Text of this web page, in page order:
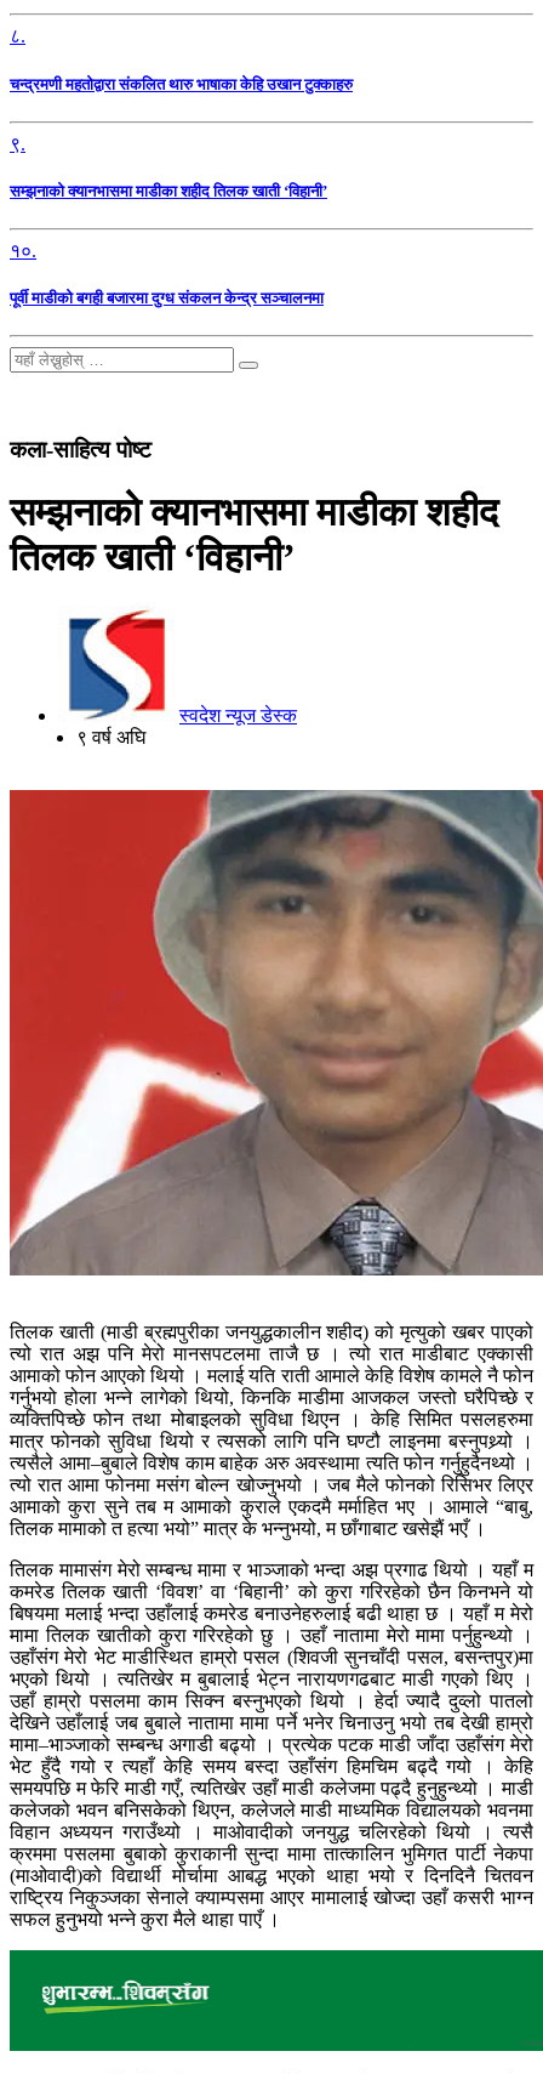
८.
चन्द्रमणी महतोद्वारा संकलित थारु भाषाका केहि उखान टुक्काहरु
९.
सम्झनाको क्यानभासमा माडीका शहीद तिलक खाती ‘विहानी’
१०.
पूर्वी माडीको बगही बजारमा दुग्ध संकलन केन्द्र सञ्चालनमा
कला-साहित्य पोष्ट
सम्झनाको क्यानभासमा माडीका शहीद
तिलक खाती ‘विहानी’
स्वदेश न्यूज डेस्क
९ वर्ष अघि
तिलक खाती (माडी ब्रह्मपुरीका जनयुद्धकालीन शहीद) को मृत्युको खबर पाएको
त्यो रात अझ पनि मेरो मानसपटलमा ताजै छ । त्यो रात माडीबाट एक्कासी
आमाको फोन आएको थियो । मलाई यति राती आमाले केहि विशेष कामले नै फोन
गर्नुभयो होला भन्ने लागेको थियो, किनकि माडीमा आजकल जस्तो घरैपिच्छे र
व्यक्तिपिच्छे फोन तथा मोबाइलको सुविधा थिएन । केहि सिमित पसलहरुमा
मात्र फोनको सुविधा थियो र त्यसको लागि पनि घण्टौ लाइनमा बस्नुपथ्र्यो ।
त्यसैले आमा–बुबाले विशेष काम बाहेक अरु अवस्थामा त्यति फोन गर्नुहुदैनथ्यो ।
त्यो रात आमा फोनमा मसंग बोल्न खोज्नुभयो । जब मैले फोनको रिसिभर लिएर
आमाको कुरा सुने तब म आमाको कुराले एकदमै मर्माहित भए । आमाले “बाबु,
तिलक मामाको त हत्या भयो” मात्र के भन्नुभयो, म छाँगाबाट खसेझैं भएँ ।
तिलक मामासंग मेरो सम्बन्ध मामा र भाञ्जाको भन्दा अझ प्रगाढ थियो । यहाँ म
कमरेड तिलक खाती ‘विवश’ वा ‘बिहानी’ को कुरा गरिरहेको छैन किनभने यो
बिषयमा मलाई भन्दा उहाँलाई कमरेड बनाउनेहरुलाई बढी थाहा छ । यहाँ म मेरो
मामा तिलक खातीको कुरा गरिरहेको छु । उहाँ नातामा मेरो मामा पर्नुहुन्थ्यो ।
उहाँसंग मेरो भेट माडीस्थित हाम्रो पसल (शिवजी सुनचाँदी पसल, बसन्तपुर)मा
भएको थियो । त्यतिखेर म बुबालाई भेट्न नारायणगढबाट माडी गएको थिए ।
उहाँ हाम्रो पसलमा काम सिक्न बस्नुभएको थियो । हेर्दा ज्यादै दुव्लो पातलो
देखिने उहाँलाई जब बुबाले नातामा मामा पर्ने भनेर चिनाउनु भयो तब देखी हाम्रो
मामा–भाञ्जाको सम्बन्ध अगाडी बढ्यो । प्रत्येक पटक माडी जाँदा उहाँसंग मेरो
भेट हुँदै गयो र त्यहाँ केहि समय बस्दा उहाँसंग हिमचिम बढ्दै गयो । केहि
समयपछि म फेरि माडी गएँ, त्यतिखेर उहाँ माडी कलेजमा पढ्दै हुनुहुन्थ्यो । माडी
कलेजको भवन बनिसकेको थिएन, कलेजले माडी माध्यमिक विद्यालयको भवनमा
विहान अध्ययन गराउँथ्यो । माओवादीको जनयुद्ध चलिरहेको थियो । त्यसै
क्रममा पसलमा बुबाको कुराकानी सुन्दा मामा तात्कालिन भुमिगत पार्टी नेकपा
(माओवादी)को विद्यार्थी मोर्चामा आबद्ध भएको थाहा भयो र दिनदिनै चितवन
राष्ट्रिय निकुञ्जका सेनाले क्याम्पसमा आएर मामालाई खोज्दा उहाँ कसरी भाग्न
सफल हुनुभयो भन्ने कुरा मैले थाहा पाएँ ।